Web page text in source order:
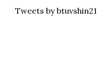
Tweets by btuvshin21